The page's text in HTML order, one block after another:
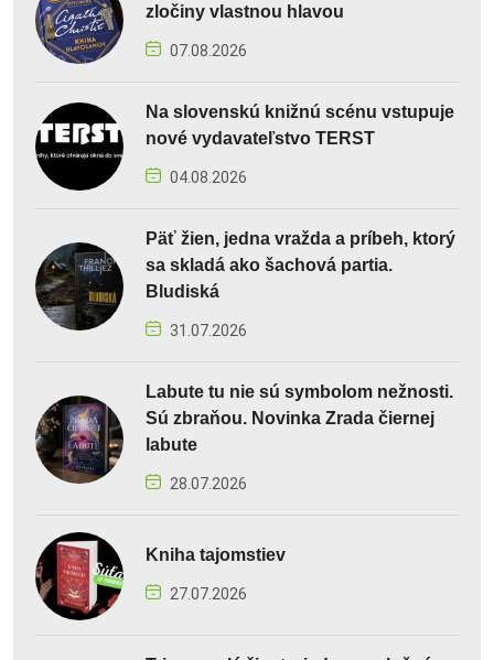
zločiny vlastnou hlavou
07.08.2026
Na slovenskú knižnú scénu vstupuje
nové vydavateľstvo TERST
04.08.2026
Päť žien, jedna vražda a príbeh, ktorý
sa skladá ako šachová partia.
Bludiská
31.07.2026
Labute tu nie sú symbolom nežnosti.
Sú zbraňou. Novinka Zrada čiernej
labute
28.07.2026
Kniha tajomstiev
27.07.2026